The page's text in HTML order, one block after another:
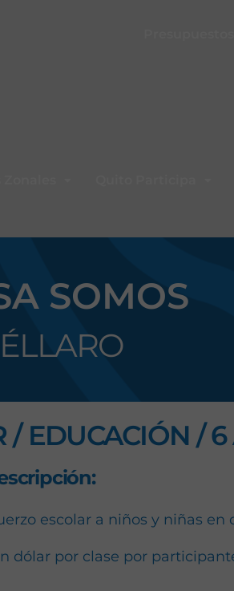
SOMOS
EDUCACIÓN / 6
escolar a niños y niñas
dólar por clase por